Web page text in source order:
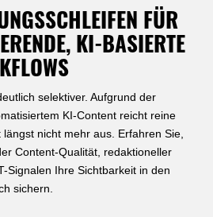
FÜR
KI-BASIERTE
selektiver. Aufgrund der
KI-Content reicht reine
nicht mehr aus. Erfahren Sie,
Content-Qualität, redaktioneller
Signalen Ihre Sichtbarkeit in den
sichern.